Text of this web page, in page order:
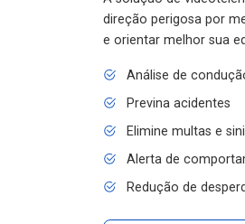
direção perigosa por
e orientar melhor sua
Análise de
Previna acidentes
Elimine multas e
Alerta de
Redução de